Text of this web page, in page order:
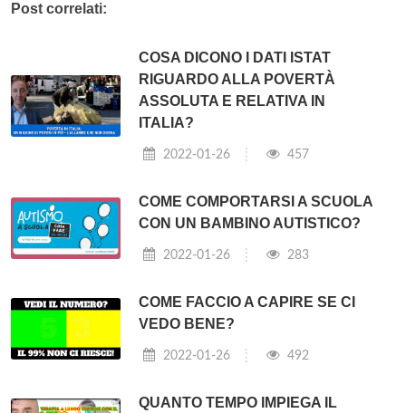
Post correlati:
COSA DICONO I DATI ISTAT
RIGUARDO ALLA POVERTÀ
ASSOLUTA E RELATIVA IN
ITALIA?
2022-01-26 457
COME COMPORTARSI A SCUOLA
CON UN BAMBINO AUTISTICO?
2022-01-26 283
COME FACCIO A CAPIRE SE CI
VEDO BENE?
2022-01-26 492
QUANTO TEMPO IMPIEGA IL